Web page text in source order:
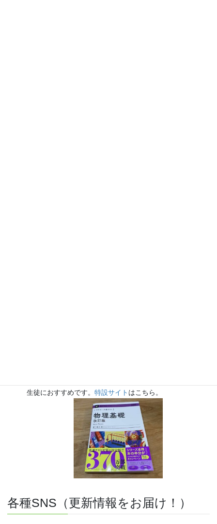
生徒におすすめです。 特設サイト はこちら。
各種SNS（更新情報をお届け！）